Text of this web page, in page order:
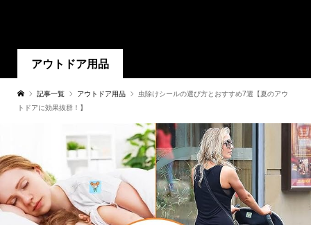
アウトドア用品
記事一覧 アウトドア用品
虫除けシールの選び方とおすすめ7選【夏のアウ
トドアに効果抜群！】